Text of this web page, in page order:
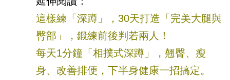
這樣練「深蹲」，30天打造「完美大腿與
臀部」，鍛練前後判若兩人！
每天1分鐘「相撲式深蹲」，翹臀、瘦
身、改善排便，下半身健康一招搞定。